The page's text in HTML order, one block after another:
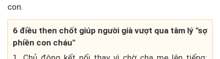
con.
6 điều then chốt giúp người già vượt qua tâm lý "sợ
phiền con cháu"